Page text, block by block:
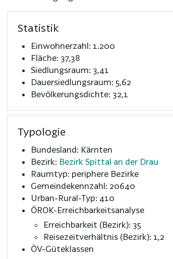
Statistik
Einwohnerzahl: 1.200
Fläche: 37,38
Siedlungsraum: 3,41
Dauersiedlungsraum: 5,62
Bevölkerungsdichte: 32,1
Typologie
Bundesland: Kärnten
Bezirk: Bezirk Spittal an der Drau
Raumtyp: periphere Bezirke
Gemeindekennzahl: 20640
Urban-Rural-Typ: 410
ÖROK-Erreichbarkeitsanalyse
Erreichbarkeit (Bezirk): 35
Reisezeitverhältnis (Bezirk): 1,2
ÖV-Güteklassen